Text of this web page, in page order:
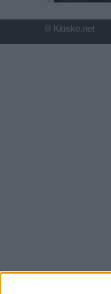
© Kiosko.net